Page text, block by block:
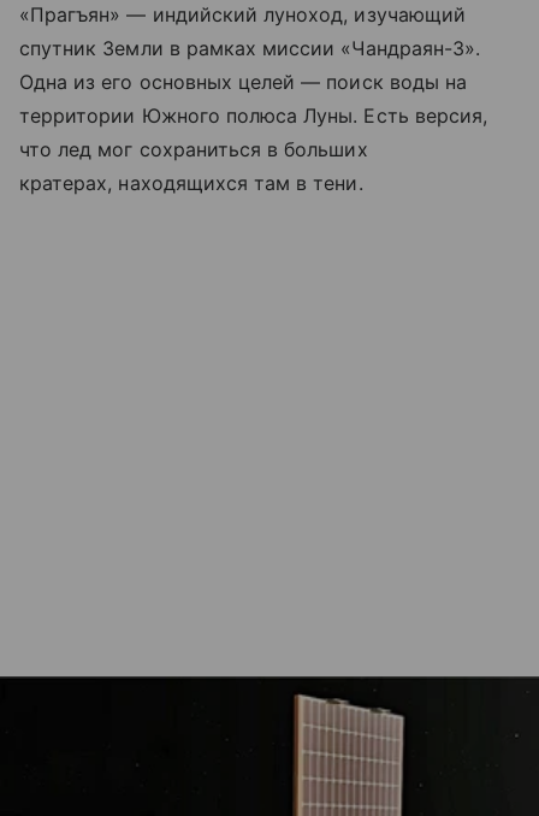
«Прагъян» — индийский луноход, изучающий
спутник Земли в рамках миссии «Чандраян-3».
Одна из его основных целей — поиск воды на
территории Южного полюса Луны. Есть версия,
что лед мог сохраниться в больших
кратерах, находящихся там в тени.